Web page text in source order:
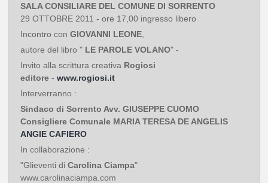
SALA CONSILIARE DEL COMUNE DI SORRENTO
29 OTTOBRE 2011 - ore 17,00 ingresso libero
Incontro conGIOVANNI LEONE
autore del libro " LE PAROLE VOLANO" -
Invito alla scrittura creativa Rogiosi
editore -www.rogiosi.it
Interverranno :
Sindaco di Sorrento Avv. GIUSEPPE CUOMO
Consigliere Comunale MARIA TERESA DE ANGELIS
ANGIE CAFIERO
In collaborazione :
"Glieventi diCarolina Ciampa"
www.carolinaciampa.com